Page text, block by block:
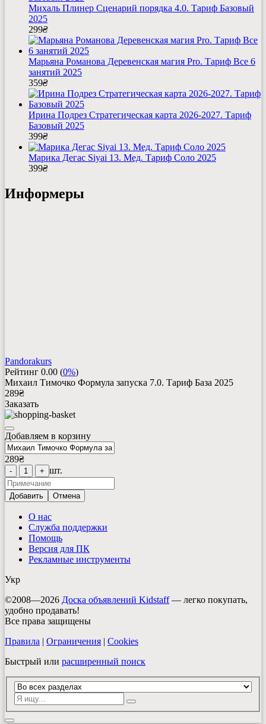
Михаль Плинер Сценарий порядка 4.0. Тариф Базовый
2025
299₴
Марьяна Романова Деревенская магия Pro. Тариф Все 6
занятий 2025
359₴
Ирина Подрез Стратегическая карта 2026-2027. Тариф
Базовый 2025
399₴
Марика Дегас Siyai 13. Мед. Тариф Соло 2025
399₴
Информеры
Pandorakurs
Рейтинг 0.00 (0%)
Михаил Тимочко Формула запуска 7.0. Тариф База 2025
289₴
Заказать
Добавляем в корзину
289₴
- 1 + шт.
Добавить Отмена
О нас
Служба поддержки
Помощь
Версия для ПК
Рекламные инструменты
Укр
©2008—2026 Доска объявлений Kidstaff— легко покупать,
удобно продавать!
Все права защищены
Правила | Ограничения | Cookies
Быстрый или расширенный поиск